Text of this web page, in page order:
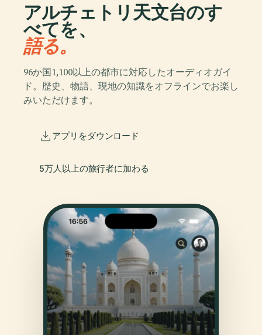
アルチェトリ天文台のす
べてを、
語る。
96か国1,100以上の都市に対応したオーディオガイ
ド。歴史、物語、現地の知識をオフラインでお楽し
みいただけます。
アプリをダウンロード
5万人以上の旅行者に加わる